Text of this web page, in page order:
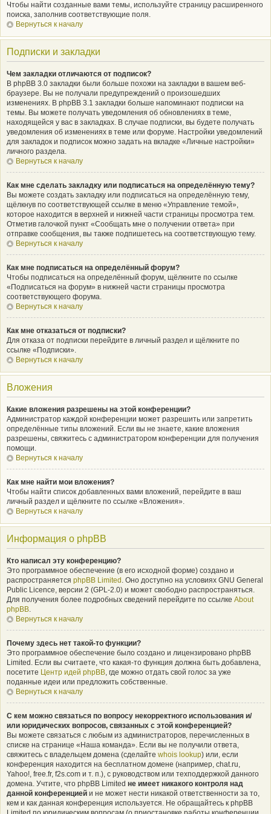
Чтобы найти созданные вами темы, используйте страницу расширенного
поиска, заполнив соответствующие поля.
Вернуться к началу
Подписки и закладки
Чем закладки отличаются от подписок?
В phpBB 3.0 закладки были больше похожи на закладки в вашем веб-
браузере. Вы не получали предупреждений о произошедших
изменениях. В phpBB 3.1 закладки больше напоминают подписки на
темы. Вы можете получать уведомления об обновлениях в теме,
находящейся у вас в закладках. В случае подписки, вы будете получать
уведомления об изменениях в теме или форуме. Настройки уведомлений
для закладок и подписок можно задать на вкладке «Личные настройки»
личного раздела.
Вернуться к началу
Как мне сделать закладку или подписаться на определённую тему?
Вы можете создать закладку или подписаться на определённую тему,
щёлкнув по соответствующей ссылке в меню «Управление темой»,
которое находится в верхней и нижней части страницы просмотра тем.
Отметив галочкой пункт «Сообщать мне о получении ответа» при
отправке сообщения, вы также подпишетесь на соответствующую тему.
Вернуться к началу
Как мне подписаться на определённый форум?
Чтобы подписаться на определённый форум, щёлкните по ссылке
«Подписаться на форум» в нижней части страницы просмотра
соответствующего форума.
Вернуться к началу
Как мне отказаться от подписки?
Для отказа от подписки перейдите в личный раздел и щёлкните по
ссылке «Подписки».
Вернуться к началу
Вложения
Какие вложения разрешены на этой конференции?
Администратор каждой конференции может разрешить или запретить
определённые типы вложений. Если вы не знаете, какие вложения
разрешены, свяжитесь с администратором конференции для получения
помощи.
Вернуться к началу
Как мне найти мои вложения?
Чтобы найти список добавленных вами вложений, перейдите в ваш
личный раздел и щёлкните по ссылке «Вложения».
Вернуться к началу
Информация о phpBB
Кто написал эту конференцию?
Это программное обеспечение (в его исходной форме) создано и
распространяется phpBB Limited . Оно доступно на условиях GNU General
Public Licence, версии 2 (GPL-2.0) и может свободно распространяться.
Для получения более подробных сведений перейдите по ссылке About
phpBB.
Вернуться к началу
Почему здесь нет такой-то функции?
Это программное обеспечение было создано и лицензировано phpBB
Limited. Если вы считаете, что какая-то функция должна быть добавлена,
посетите Центр идей phpBB, где можно отдать свой голос за уже
поданные идеи или предложить собственные.
Вернуться к началу
С кем можно связаться по вопросу некорректного использования и/
или юридических вопросов, связанных с этой конференцией?
Вы можете связаться с любым из администраторов, перечисленных в
списке на странице «Наша команда». Если вы не получили ответа,
свяжитесь с владельцем домена (сделайте whois lookup) или, если
конференция находится на бесплатном домене (например, chat.ru,
Yahoo!, free.fr, f2s.com и т. п.), с руководством или техподдержкой данного
домена. Учтите, что phpBB Limited не имеет никакого контроля над
данной конференцией и не может нести никакой ответственности за то,
кем и как данная конференция используется. Не обращайтесь к phpBB